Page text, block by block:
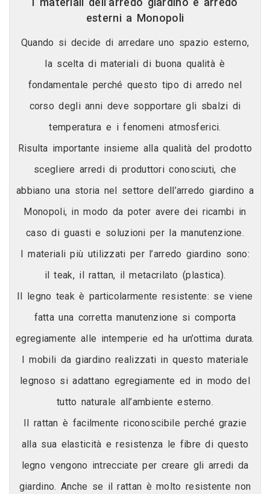
esterni a Monopoli
Quando si decide di arredare uno spazio esterno,
la scelta di materiali di buona qualità è
fondamentale perché questo tipo di arredo nel
corso degli anni deve sopportare gli sbalzi di
temperatura e i fenomeni atmosferici.
Risulta importante insieme alla qualità del prodotto
scegliere arredi di produttori conosciuti, che
abbiano una storia nel settore dell’arredo giardino a
Monopoli, in modo da poter avere dei ricambi in
caso di guasti e soluzioni per la manutenzione.
I materiali più utilizzati per l’arredo giardino sono:
il teak, il rattan, il metacrilato (plastica).
Il legno teak è particolarmente resistente: se viene
fatta una corretta manutenzione si comporta
egregiamente alle intemperie ed ha un’ottima durata.
I mobili da giardino realizzati in questo materiale
legnoso si adattano egregiamente ed in modo del
tutto naturale all’ambiente esterno.
Il rattan è facilmente riconoscibile perché grazie
alla sua elasticità e resistenza le fibre di questo
legno vengono intrecciate per creare gli arredi da
giardino. Anche se il rattan è molto resistente non